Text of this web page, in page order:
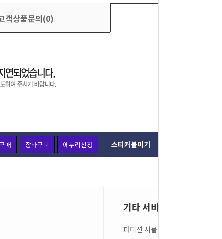
객상품문의(0)
매 장바구니 에누리신청 스티커붙이기
기타 서비스
파티션 시뮬레이션